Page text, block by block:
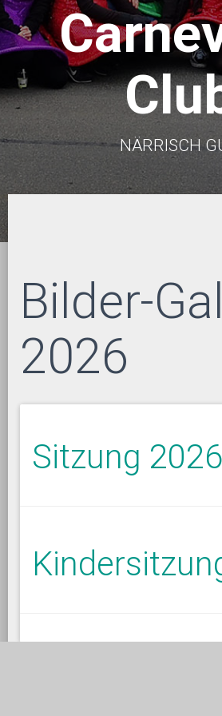
NÄRRISCH
Bilder-
2026
Sitzung 2026